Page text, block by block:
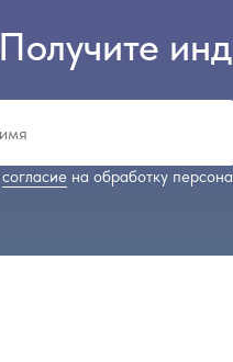
Получите
согласие на обработку